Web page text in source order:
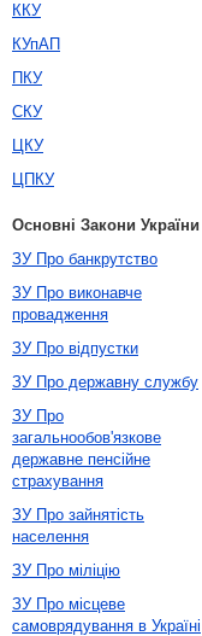
ККУ
КУпАП
ПКУ
СКУ
ЦКУ
ЦПКУ
Основні Закони України
ЗУ Про банкрутство
ЗУ Про виконавче
провадження
ЗУ Про відпустки
ЗУ Про державну службу
ЗУ Про
загальнообов'язкове
державне пенсійне
страхування
ЗУ Про зайнятість
населення
ЗУ Про міліцію
ЗУ Про місцеве
самоврядування в Україні